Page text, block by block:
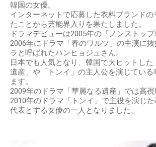
韓国の女優。
インターネットで応募した衣料ブランド
たことから芸能界入りを果たしました。
ドラマデビューは2005年の「ノンストップ
2006年にドラマ「春のワルツ」の主演に
ラと呼ばれたハンヒョジュさん。
日本でも人気となり、韓国で大ヒットし
遺産」や「トンイ」の主人公を演じている
ます。
2009年のドラマ「華麗なる遺産」では高視
2010年のドラマ「トンイ」で主役を演じ
代表とする女優の一人となりました。